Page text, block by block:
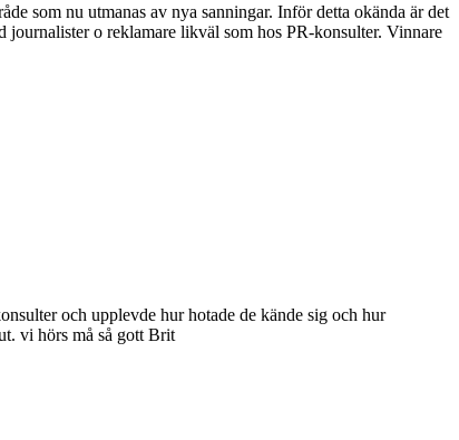
som nu utmanas av nya sanningar. Inför detta okända är det
o reklamare likväl som hos PR-konsulter. Vinnare
och upplevde hur hotade de kände sig och hur
vi hörs må så gott Brit